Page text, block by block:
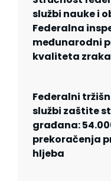
službi nauke i
Federalna
međunarodni
kvaliteta zraka
Federalni
službi zaštite
građana:
prekoračenja
hljeba